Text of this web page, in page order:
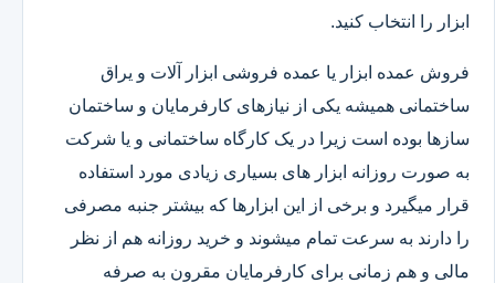
ابزار را انتخاب کنید.
فروش عمده ابزار یا عمده فروشی ابزار آلات و یراق
ساختمانی همیشه یکی از نیازهای کارفرمایان و ساختمان
سازها بوده است زیرا در یک کارگاه ساختمانی و یا شرکت
به صورت روزانه ابزار های بسیاری زیادی مورد استفاده
قرار میگیرد و برخی از این ابزارها که بیشتر جنبه مصرفی
را دارند به سرعت تمام میشوند و خرید روزانه هم از نظر
مالی و هم زمانی برای کارفرمایان مقرون به صرفه